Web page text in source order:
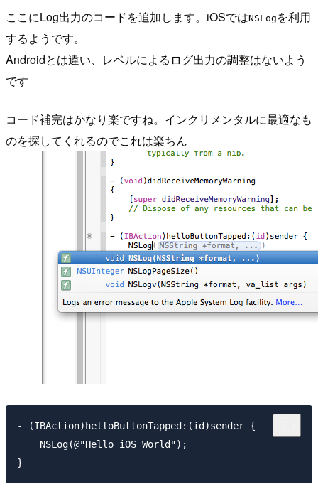
ここにLog出力のコードを追加します。iOSではNSLog を利用
するようです。
Androidとは違い、レベルによるログ出力の調整はないよう
です
コード補完はかなり楽ですね。インクリメンタルに最適なも
のを探してくれるのでこれは楽ちん
- (IBAction)helloButtonTapped:(id)sender {
    NSLog(@"Hello iOS World");